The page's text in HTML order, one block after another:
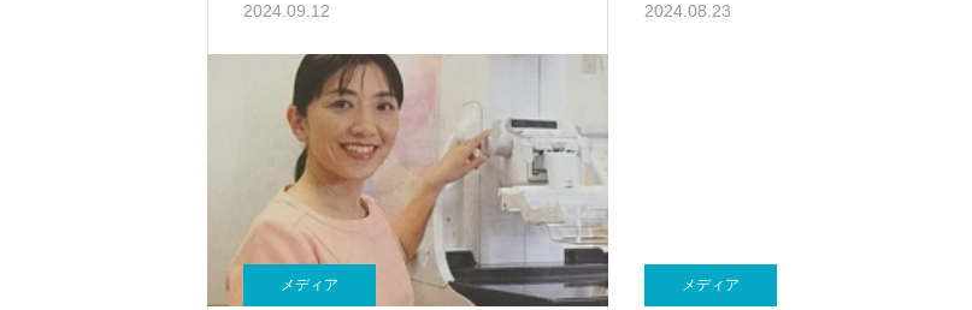
2024.09.12 2024.08.23
メディア メディア